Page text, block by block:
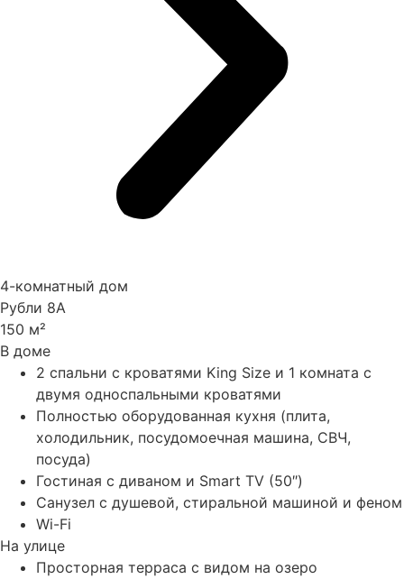
4-комнатный дом
Рубли 8А
150 м²
В доме
2 спальни с кроватями King Size и 1 комната с
двумя односпальными кроватями
Полностью оборудованная кухня (плита,
холодильник, посудомоечная машина, СВЧ,
посуда)
Гостиная с диваном и Smart TV (50″)
Санузел с душевой, стиральной машиной и феном
Wi-Fi
На улице
Просторная терраса с видом на озеро